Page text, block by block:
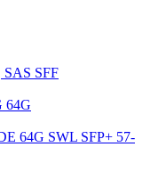
SFF
64G
64G SWL SFP+ 57-